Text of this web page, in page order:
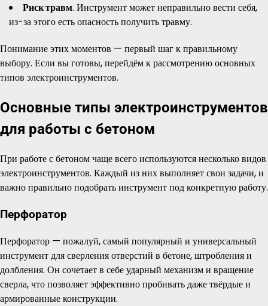
Риск травм. Инструмент может неправильно вести себя,
из-за этого есть опасность получить травму.
Понимание этих моментов — первый шаг к правильному
выбору. Если вы готовы, перейдём к рассмотрению основных
типов электроинструментов.
Основные типы электроинструментов
для работы с бетоном
При работе с бетоном чаще всего используются несколько видов
электроинструментов. Каждый из них выполняет свои задачи, и
важно правильно подобрать инструмент под конкретную работу.
Перфоратор
Перфоратор — пожалуй, самый популярный и универсальный
инструмент для сверления отверстий в бетоне, штробления и
долбления. Он сочетает в себе ударный механизм и вращение
сверла, что позволяет эффективно пробивать даже твёрдые и
армированные конструкции.